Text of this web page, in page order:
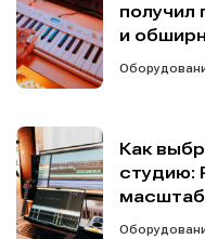
получил
и
Как
студию: